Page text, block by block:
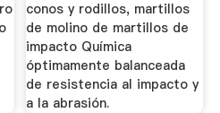
conos y rodillos, martillos
de molino de martillos de
impacto Química
óptimamente balanceada
de resistencia al impacto y
a la abrasión.